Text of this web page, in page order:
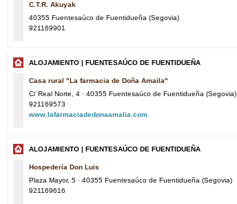
C.T.R. Akuyak
40355 Fuentesaúco de Fuentidueña (Segovia)
921169901
ALOJAMIENTO | FUENTESAÚCO DE FUENTIDUEÑA
Casa rural "La farmacia de Doña Amaila"
C/ Real Norte, 4 · 40355 Fuentesaúco de Fuentidueña (Segovia)
921169573
www.lafarmaciadedonaamalia.com
ALOJAMIENTO | FUENTESAÚCO DE FUENTIDUEÑA
Hospedería Don Luis
Plaza Mayor, 5 · 40355 Fuentesaúco de Fuentidueña (Segovia)
921169616